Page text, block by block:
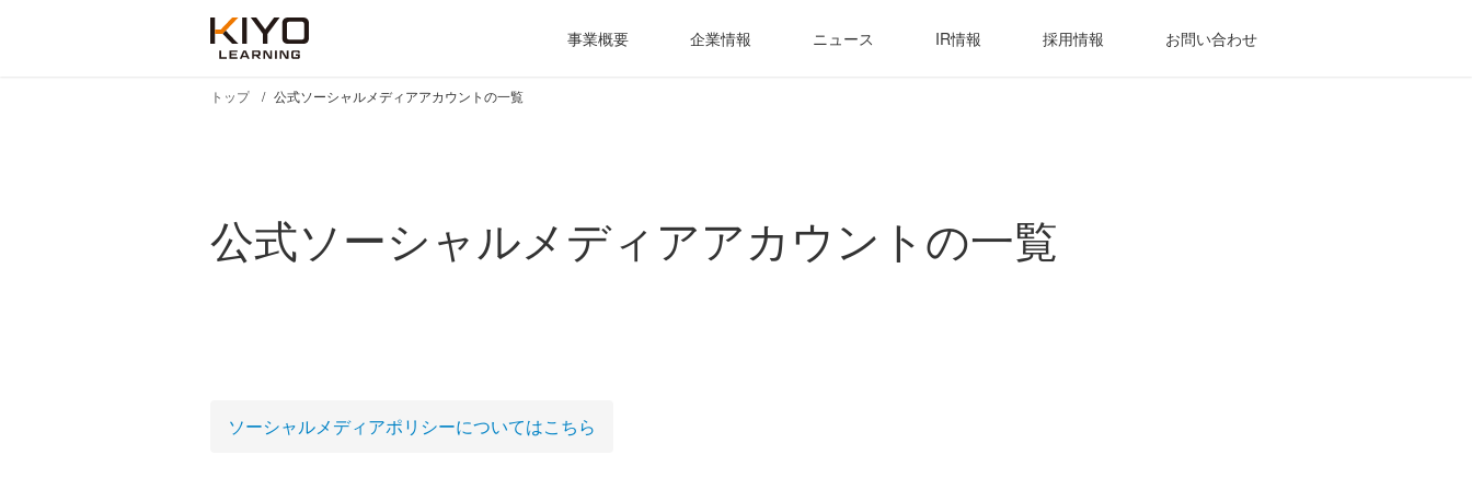
事業概要 企業情報 ニュース IR情報 採用情報 お問い合わせ
公式ソーシャルメディアアカウントの一覧
トップ 公式ソーシャルメディアアカウントの一覧
ソーシャルメディアポリシーについてはこちら